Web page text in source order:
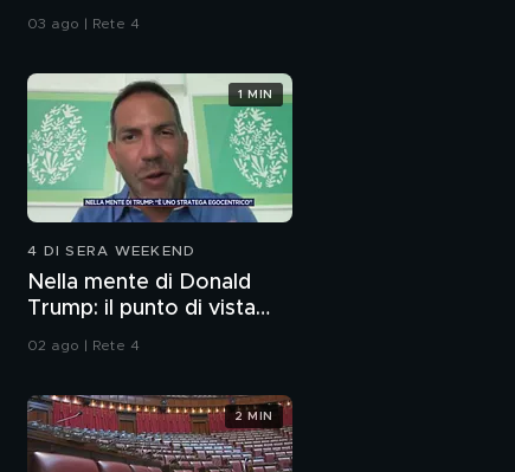
"Sognamo l'Europa"
03 ago | Rete 4
4 DI SERA WEEKEND
Nella mente di Donald
Trump: il punto di vista
dello psichiatra Leonardo
02 ago | Rete 4
1 MIN
2 MIN